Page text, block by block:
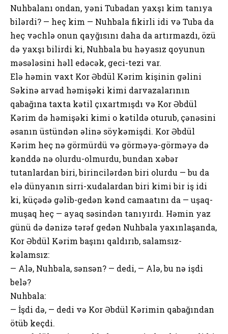
Nuhbalanı ondan, yəni Tubadan yaxşı kim tanıya
bilərdi? — heç kim — Nuhbala fikirli idi və Tuba da
heç vəchlə onun qayğısını daha da artırmazdı, özü
də yaxşı bilirdi ki, Nuhbala bu həyasız qoyunun
məsələsini həll edəcək, geci-tezi var.
Elə həmin vaxt Kor Əbdül Kərim kişinin gəlini
Səkinə arvad həmişəki kimi darvazalarının
qabağına taxta kətil çıxartmışdı və Kor Əbdül
Kərim də həmişəki kimi o kətildə oturub, çənəsini
əsanın üstündən əlinə söykəmişdi. Kor Əbdül
Kərim heç nə görmürdü və görməyə-görməyə də
kənddə nə olurdu-olmurdu, bundan xəbər
tutanlardan biri, birincilərdən biri olurdu — bu da
elə dünyanın sirri-xudalardan biri kimi bir iş idi
ki, küçədə gəlib-gedən kənd camaatını da — uşaq-
muşaq heç — ayaq səsindən tanıyırdı. Həmin yaz
günü də dənizə tərəf gedən Nuhbala yaxınlaşanda,
Kor Əbdül Kərim başını qaldırıb, salamsız-
kəlamsız:
— Alə, Nuhbala, sənsən? — dedi, — Alə, bu nə işdi
belə?
Nuhbala:
— İşdi də, — dedi və Kor Əbdül Kərimin qabağından
ötüb keçdi.